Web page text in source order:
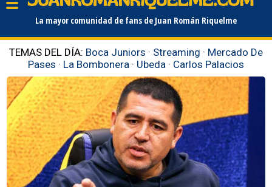
La mayor comunidad de fans de Juan Román Riquelme
TEMAS DEL DÍA: Boca Juniors · Streaming · Mercado De
Pases · La Bombonera · Ubeda · Carlos Palacios